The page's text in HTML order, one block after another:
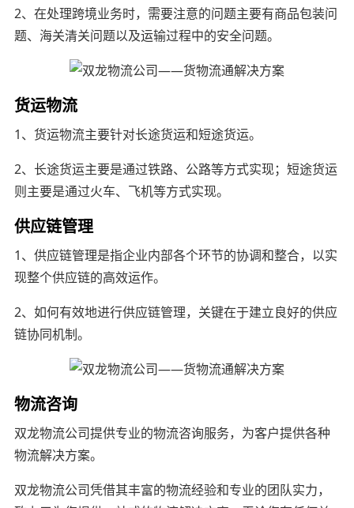
2、在处理跨境业务时，需要注意的问题主要有商品包装问
题、海关清关问题以及运输过程中的安全问题。
货运物流
1、货运物流主要针对长途货运和短途货运。
2、长途货运主要是通过铁路、公路等方式实现；短途货运
则主要是通过火车、飞机等方式实现。
供应链管理
1、供应链管理是指企业内部各个环节的协调和整合，以实
现整个供应链的高效运作。
2、如何有效地进行供应链管理，关键在于建立良好的供应
链协同机制。
物流咨询
双龙物流公司提供专业的物流咨询服务，为客户提供各种
物流解决方案。
双龙物流公司凭借其丰富的物流经验和专业的团队实力，